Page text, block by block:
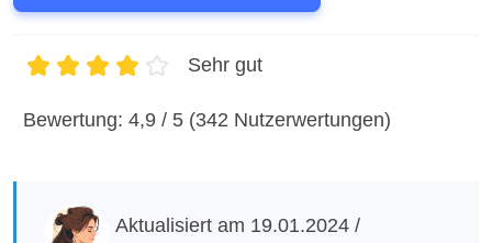
1 3 5
Sehr gut
Bewertung: 4,9 / 5 (342 Nutzerwertungen)
Aktualisiert am 19.01.2024 /